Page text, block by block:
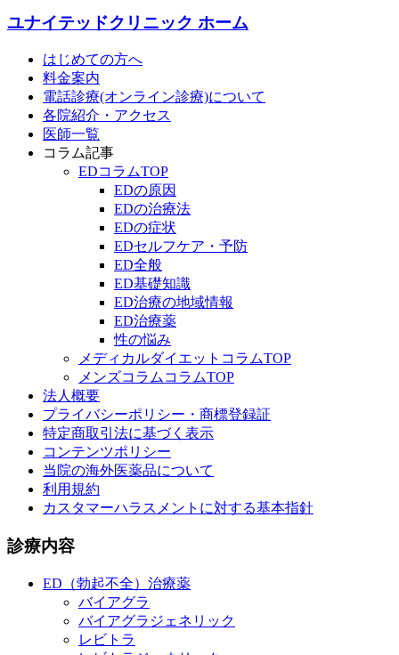
ユナイテッドクリニック ホーム
はじめての方へ
料金案内
電話診療(オンライン診療)について
各院紹介・アクセス
医師一覧
コラム記事
EDコラムTOP
EDの原因
EDの治療法
EDの症状
EDセルフケア・予防
ED全般
ED基礎知識
ED治療の地域情報
ED治療薬
性の悩み
メディカルダイエットコラムTOP
メンズコラムコラムTOP
法人概要
プライバシーポリシー・商標登録証
特定商取引法に基づく表示
コンテンツポリシー
当院の海外医薬品について
利用規約
カスタマーハラスメントに対する基本指針
診療内容
ED（勃起不全）治療薬
バイアグラ
バイアグラジェネリック
レビトラ